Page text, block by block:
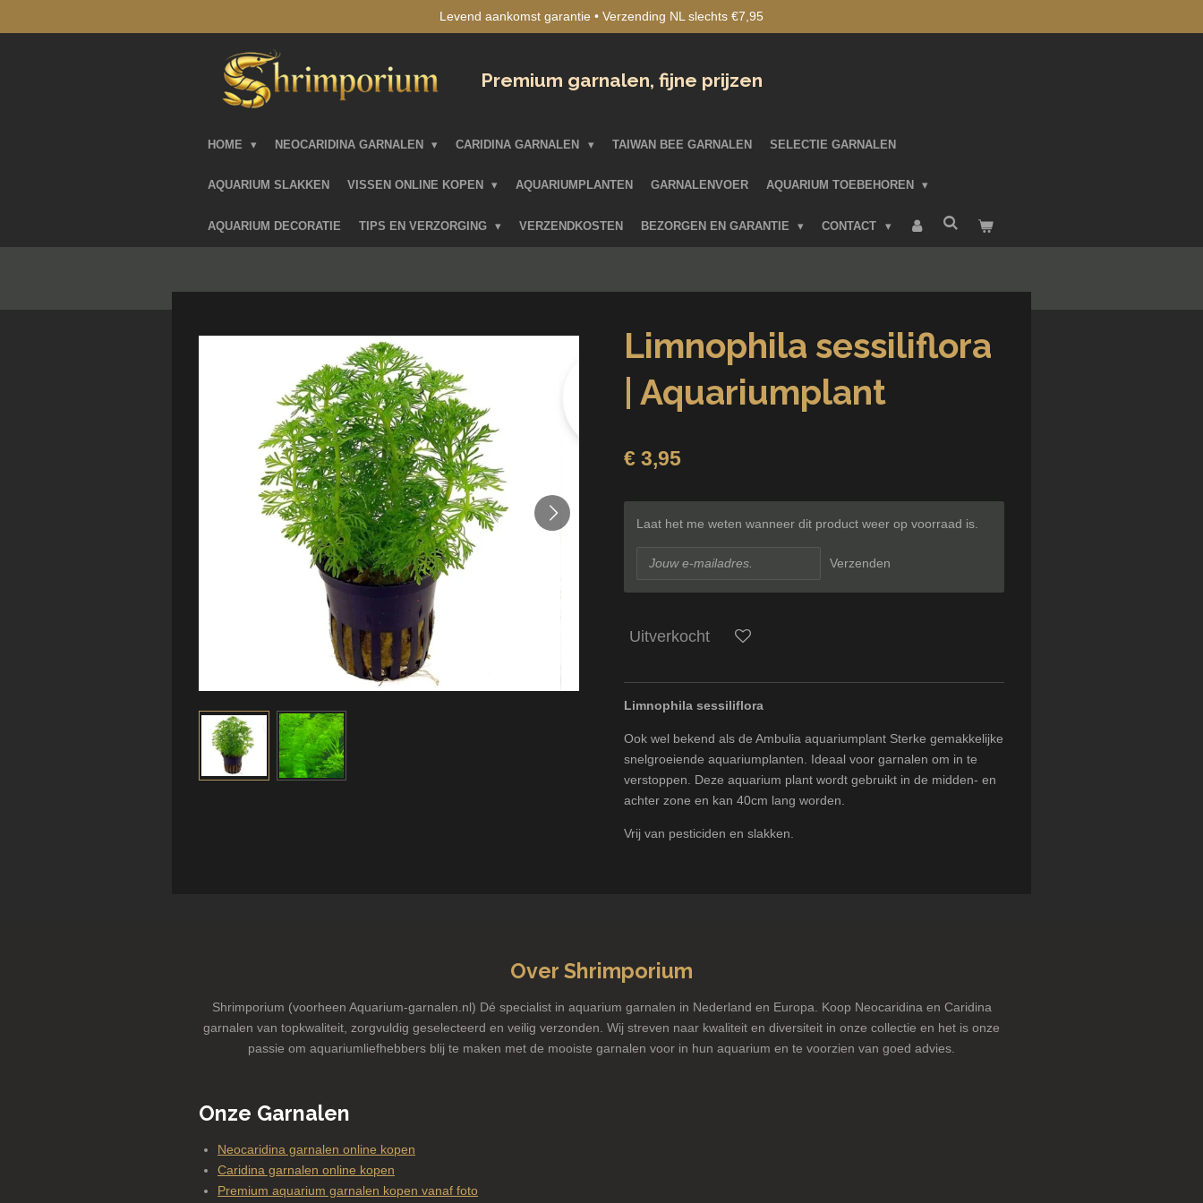
Levend aankomst garantie • Verzending NL slechts €7,95
Premium garnalen, fijne prijzen
HOME NEOCARIDINA GARNALEN CARIDINA GARNALEN TAIWAN BEE GARNALEN SELECTIE GARNALEN
AQUARIUM SLAKKEN VISSEN ONLINE KOPEN AQUARIUMPLANTEN GARNALENVOER AQUARIUM TOEBEHOREN
AQUARIUM DECORATIE TIPS EN VERZORGING VERZENDKOSTEN BEZORGEN EN GARANTIE CONTACT
Limnophila sessiliflora
| Aquariumplant
€ 3,95
Laat het me weten wanneer dit product weer op voorraad is.
Verzenden
Uitverkocht
Limnophila sessiliflora
Ook wel bekend als de Ambulia aquariumplant Sterke gemakkelijke
snelgroeiende aquariumplanten. Ideaal voor garnalen om in te
verstoppen. Deze aquarium plant wordt gebruikt in de midden- en
achter zone en kan 40cm lang worden.
Vrij van pesticiden en slakken.
Over Shrimporium
Shrimporium (voorheen Aquarium-garnalen.nl) Dé specialist in aquarium garnalen in Nederland en Europa. Koop Neocaridina en Caridina
garnalen van topkwaliteit, zorgvuldig geselecteerd en veilig verzonden. Wij streven naar kwaliteit en diversiteit in onze collectie en het is onze
passie om aquariumliefhebbers blij te maken met de mooiste garnalen voor in hun aquarium en te voorzien van goed advies.
Onze Garnalen
Neocaridina garnalen online kopen
Caridina garnalen online kopen
Premium aquarium garnalen kopen vanaf foto